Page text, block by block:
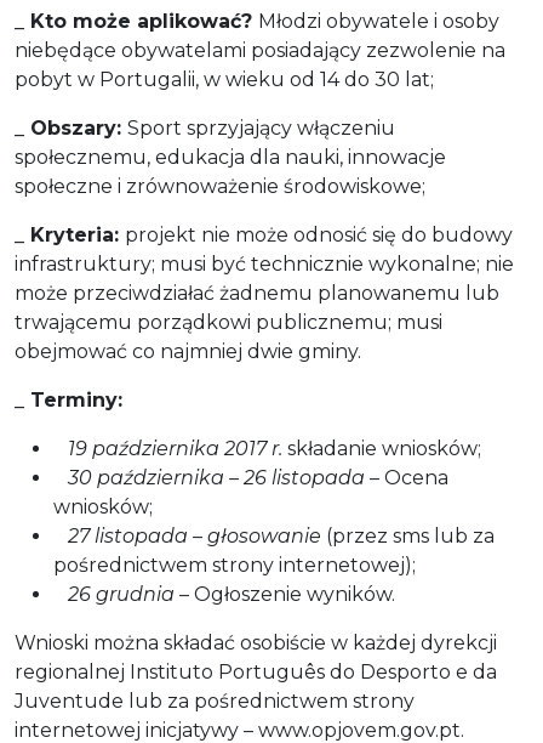
_ Kto może aplikować? Młodzi obywatele i osoby
niebędące obywatelami posiadający zezwolenie na
pobyt w Portugalii, w wieku od 14 do 30 lat;
_ Obszary: Sport sprzyjający włączeniu
społecznemu, edukacja dla nauki, innowacje
społeczne i zrównoważenie środowiskowe;
_ Kryteria: projekt nie może odnosić się do budowy
infrastruktury; musi być technicznie wykonalne; nie
może przeciwdziałać żadnemu planowanemu lub
trwającemu porządkowi publicznemu; musi
obejmować co najmniej dwie gminy.
_ Terminy:
19 października 2017 r. składanie wniosków;
30 października – 26 listopada – Ocena
wniosków;
27 listopada – głosowanie (przez sms lub za
pośrednictwem strony internetowej);
26 grudnia – Ogłoszenie wyników.
Wnioski można składać osobiście w każdej dyrekcji
regionalnej Instituto Português do Desporto e da
Juventude lub za pośrednictwem strony
internetowej inicjatywy – www.opjovem.gov.pt.